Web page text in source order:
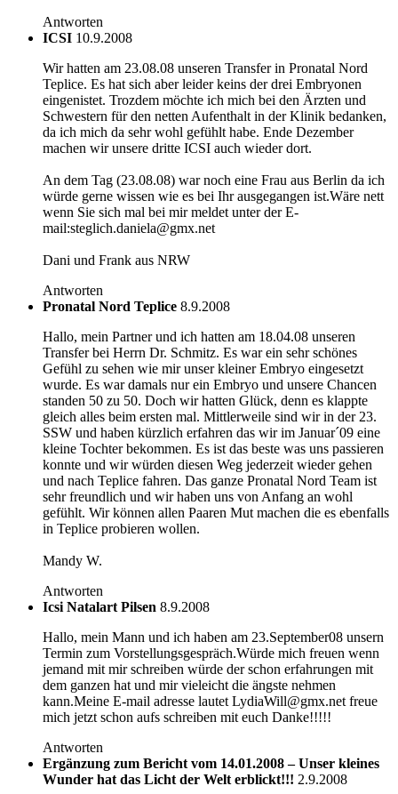
Antworten
ICSI 10.9.2008
Wir hatten am 23.08.08 unseren Transfer in Pronatal Nord
Teplice. Es hat sich aber leider keins der drei Embryonen
eingenistet. Trozdem möchte ich mich bei den Ärzten und
Schwestern für den netten Aufenthalt in der Klinik bedanken,
da ich mich da sehr wohl gefühlt habe. Ende Dezember
machen wir unsere dritte ICSI auch wieder dort.
An dem Tag (23.08.08) war noch eine Frau aus Berlin da ich
würde gerne wissen wie es bei Ihr ausgegangen ist.Wäre nett
wenn Sie sich mal bei mir meldet unter der E-
mail:steglich.daniela@gmx.net
Dani und Frank aus NRW
Antworten
Pronatal Nord Teplice 8.9.2008
Hallo, mein Partner und ich hatten am 18.04.08 unseren
Transfer bei Herrn Dr. Schmitz. Es war ein sehr schönes
Gefühl zu sehen wie mir unser kleiner Embryo eingesetzt
wurde. Es war damals nur ein Embryo und unsere Chancen
standen 50 zu 50. Doch wir hatten Glück, denn es klappte
gleich alles beim ersten mal. Mittlerweile sind wir in der 23.
SSW und haben kürzlich erfahren das wir im Januar´09 eine
kleine Tochter bekommen. Es ist das beste was uns passieren
konnte und wir würden diesen Weg jederzeit wieder gehen
und nach Teplice fahren. Das ganze Pronatal Nord Team ist
sehr freundlich und wir haben uns von Anfang an wohl
gefühlt. Wir können allen Paaren Mut machen die es ebenfalls
in Teplice probieren wollen.
Mandy W.
Antworten
Icsi Natalart Pilsen 8.9.2008
Hallo, mein Mann und ich haben am 23.September08 unsern
Termin zum Vorstellungsgespräch.Würde mich freuen wenn
jemand mit mir schreiben würde der schon erfahrungen mit
dem ganzen hat und mir vieleicht die ängste nehmen
kann.Meine E-mail adresse lautet LydiaWill@gmx.net freue
mich jetzt schon aufs schreiben mit euch Danke!!!!!
Antworten
Ergänzung zum Bericht vom 14.01.2008 – Unser kleines
Wunder hat das Licht der Welt erblickt!!! 2.9.2008